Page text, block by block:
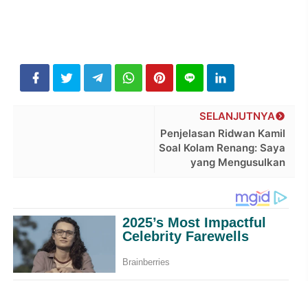
SELANJUTNYA
Penjelasan Ridwan Kamil
Soal Kolam Renang: Saya
yang Mengusulkan